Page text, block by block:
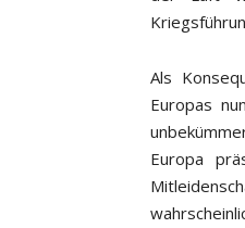
Als
Europas
Europa